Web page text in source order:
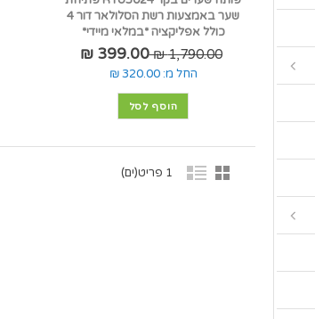
שער באמצעות רשת הסלולאר דור 4
כולל אפליקציה *במלאי מיידי*
1,790.00 ₪
399.00 ₪
החל מ: 320.00 ₪
הוסף לסל
1 פריט(ים)